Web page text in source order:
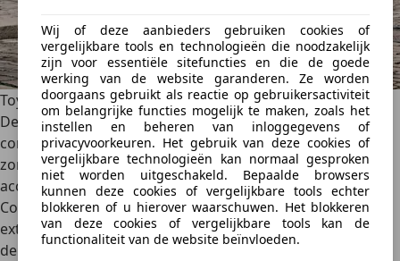
Wij of deze aanbieders gebruiken cookies of
vergelijkbare tools en technologieën die noodzakelijk
zijn voor essentiële sitefuncties en die de goede
werking van de website garanderen. Ze worden
doorgaans gebruikt als reactie op gebruikersactiviteit
om belangrijke functies mogelijk te maken, zoals het
instellen en beheren van inloggegevens of
privacyvoorkeuren. Het gebruik van deze cookies of
vergelijkbare technologieën kan normaal gesproken
niet worden uitgeschakeld. Bepaalde browsers
kunnen deze cookies of vergelijkbare tools echter
blokkeren of u hierover waarschuwen. Het blokkeren
van deze cookies of vergelijkbare tools kan de
functionaliteit van de website beïnvloeden.
Toyota Corolla met CVT
De
Toyota Corollamet CVT biedt eenbijzonder
comfortabele rijervaring. De CVT-transmissie schakelt
zonder onderbrekingen, wat zorgt voor een vloeiende
acceleratie en een aangenaam laag geluidsniveau. De
Corolla is beschikbaar methybride aandrijving, wat hem
extra zuinig maakt in het stadsverkeer. Het vermogen van
de hybride versie begint rond de 90 kW (122 pk), wat al